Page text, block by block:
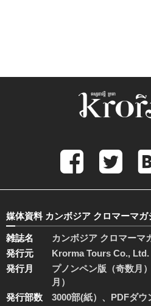
媒体資料 カンボジア クロマーマガ
雑誌名
カンボジア クロマーマ
発行元
Krorma Tours Co., Ltd.
発行月
プノンペン版（奇数月
月）
発行部数
3000部(紙）、PDFダ